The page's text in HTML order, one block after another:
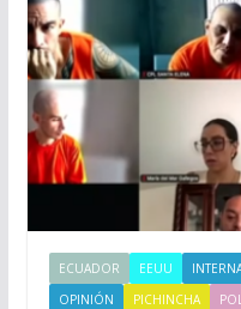
ECUADOR EEUU
OPINIÓN
PICHINCHA